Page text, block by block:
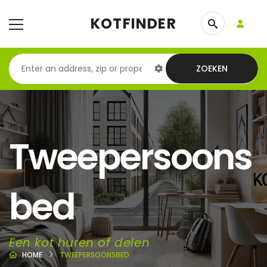
KOTFINDER
ZOEKEN
Tweepersoons
bed
Een kot huren of delen
HOME TWEEPERSOONSBED